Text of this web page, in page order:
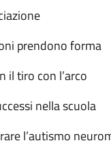
prendono forma
il tiro con l’arco
nella scuola
l’autismo